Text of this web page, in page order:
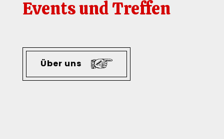
Events und Treffen
Über uns